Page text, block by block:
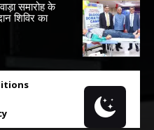
समारोह के
शिविर का